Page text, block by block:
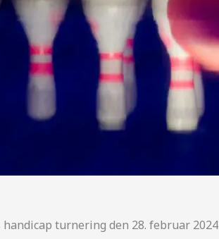
turnering den 28. februar 2024